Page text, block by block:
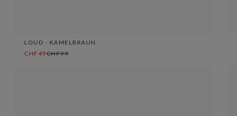
LOUD - KAMELBRAUN
CHF49CHF99